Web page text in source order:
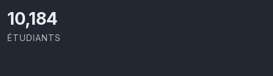
11,418
ÉTUDIANTS